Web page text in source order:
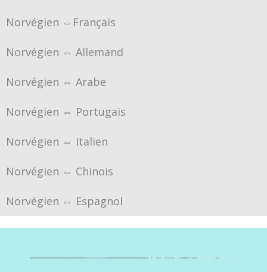
Norvégien ⇔Français
Norvégien ⇔ Allemand
Norvégien ⇔ Arabe
Norvégien ⇔ Portugais
Norvégien ⇔ Italien
Norvégien ⇔ Chinois
Norvégien ⇔ Espagnol